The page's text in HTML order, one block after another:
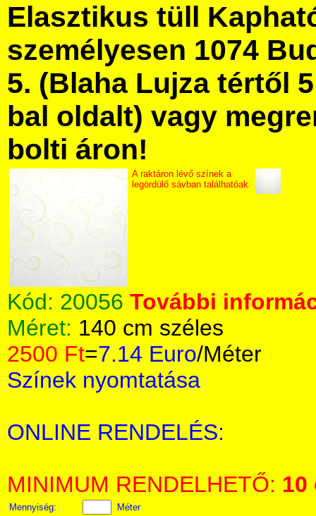
Elasztikus tüll
személyesen 1074
5. (Blaha Lujza tértől
bal oldalt) vagy
bolti áron!
A raktáron lévő színek a
legördülő sávban találhatóak.
Kód: 20056 További
Méret: 140 cm széles
2500 Ft=7.14 Euro/Méter
Színek nyomtatása
ONLINE RENDELÉS:
MINIMUM RENDELHETŐ: 10
Mennyiség:
Méter